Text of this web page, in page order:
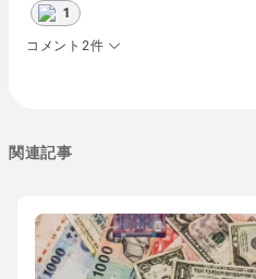
1
コメント2件
関連記事